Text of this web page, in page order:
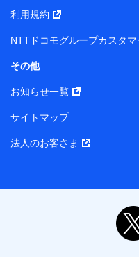
基本情報
性、連絡先、dポイント
所、dポイント残高、dポ
当社または株式会社NTT
報。例として、当社また
履歴インターネット利用
当社または株式会社NTT
提供する保険関連サービ
報。例として、見積請求
利用規約
NTTドコモグループカスタ
その他
お知らせ一覧
サイトマップ
法人のお客さま